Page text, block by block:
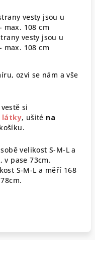
vesty jsou u
max. 108 cm
vesty jsou u
max. 108 cm
ozvi se nám a vše
vestě si
látky, ušité na
velikost S-M-L a
v pase 73cm.
S-M-L a měří 168